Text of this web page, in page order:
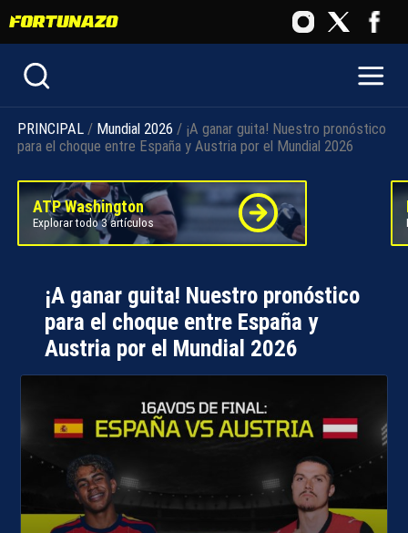
PRINCIPAL / Mundial 2026 / ¡A ganar guita! Nuestro pronóstico
para el choque entre España y Austria por el Mundial 2026
ATP Washington
Explorar todo 3 artículos
¡A ganar guita! Nuestro pronóstico
para el choque entre España y
Austria por el Mundial 2026